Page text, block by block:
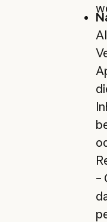
–